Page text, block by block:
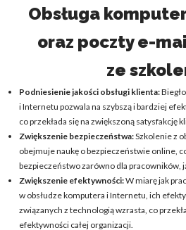
Obsługa
oraz poczty e-
ze
Podniesienie jakości obsługi klienta:
i Internetu pozwala na szybszą i bardziej
co przekłada się na zwiększoną satysfakcję
Zwiększenie bezpieczeństwa:Szkolenie z
obejmuje naukę o bezpieczeństwie online,
bezpieczeństwo zarówno dla pracowników,
Zwiększenie efektywności:W miarę jak
w obsłudze komputera i Internetu, ich
związanych z technologią wzrasta, co
efektywności całej organizacji.